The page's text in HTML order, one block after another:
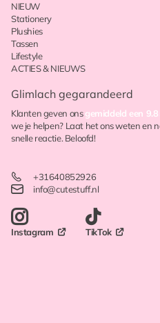
NIEUW
Stationery
Plushies
Tassen
Lifestyle
ACTIES & NIEUWS
Glimlach gegarandeerd
Klanten geven onsgemiddeld een 9.8
we je helpen? Laat het ons weten en
snelle reactie. Beloofd!
+31640852926
info@cutestuff.nl
Instagram TikTok